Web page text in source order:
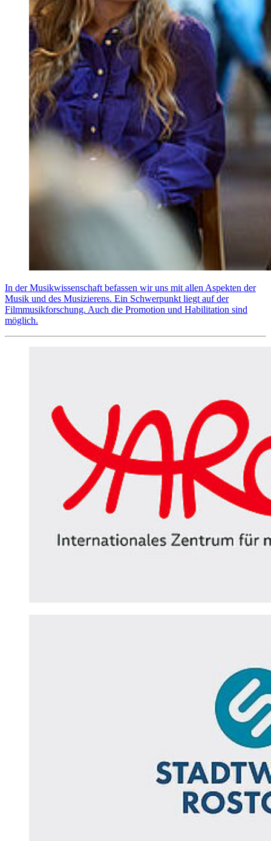
In der Musikwissenschaft befassen wir uns mit allen Aspekten der
Musik und des Musizierens. Ein Schwerpunkt liegt auf der
Filmmusikforschung. Auch die Promotion und Habilitation sind
möglich.